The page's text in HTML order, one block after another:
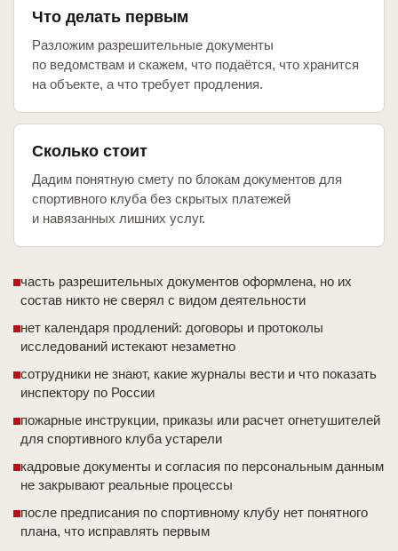
Что делать первым
Разложим разрешительные документы
по ведомствам и скажем, что подаётся, что хранится
на объекте, а что требует продления.
Сколько стоит
Дадим понятную смету по блокам документов для
спортивного клуба без скрытых платежей
и навязанных лишних услуг.
часть разрешительных документов оформлена, но их
состав никто не сверял с видом деятельности
нет календаря продлений: договоры и протоколы
исследований истекают незаметно
сотрудники не знают, какие журналы вести и что показать
инспектору по России
пожарные инструкции, приказы или расчет огнетушителей
для спортивного клуба устарели
кадровые документы и согласия по персональным данным
не закрывают реальные процессы
после предписания по спортивному клубу нет понятного
плана, что исправлять первым